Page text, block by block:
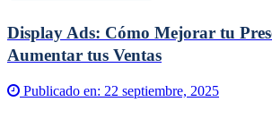
Display Ads: Cómo Mejorar tu
Aumentar tus Ventas
Publicado en: 22 septiembre, 2025